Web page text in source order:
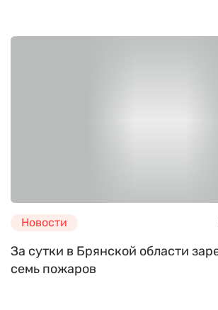
Новости
За сутки в Брянской области
семь пожаров